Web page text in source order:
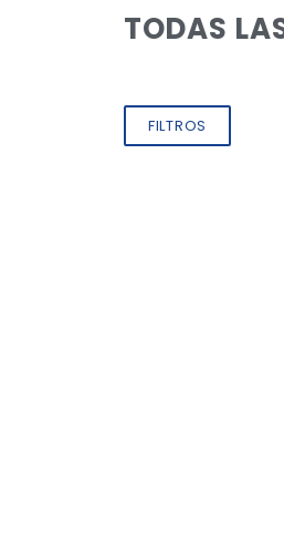
TODAS
FILTROS